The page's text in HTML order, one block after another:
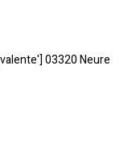
03320 Neure